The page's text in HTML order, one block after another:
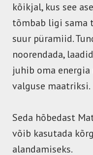
kõikjal, kus see
tõmbab ligi sama
suur püramiid.
noorendada,
juhib oma energia
valguse maatriksi.
Seda hõbedast
võib kasutada
alandamiseks.